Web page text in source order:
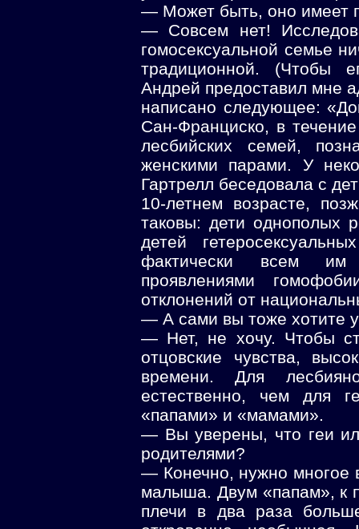
— Может быть, оно имеет
— Совсем нет!
гомосексуальной семье
традиционной. (Чтобы
Андрей предоставил мне
написано следующее:
Сан-Франциско, в
лесбийских семей,
женскими парами. У
Гартрелл беседовала с
10-летнем возрасте,
таковы: дети однополых
детей
фактически всем им
проявлениями
отклонений от
— А сами вы тоже хотите
— Нет, не хочу. Чтобы
отцовские чувства,
времени. Для
естественно, чем для
«папами» и «мамами».
— Вы уверены, что геи
родителями?
— Конечно, нужно многое
малыша. Двум «папам», к
плечи в два раза